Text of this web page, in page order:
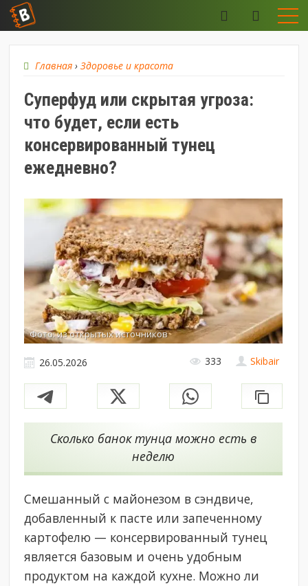
Главная ›Здоровье и красота
Суперфуд или скрытая угроза:
что будет, если есть
консервированный тунец
ежедневно?
Фото: из открытых источников
Skibair
26.05.2026 333
Сколько банок тунца можно есть в
неделю
Смешанный с майонезом в сэндвиче,
добавленный к пасте или запеченному
картофелю — консервированный тунец
является базовым и очень удобным
продуктом на каждой кухне. Можно ли